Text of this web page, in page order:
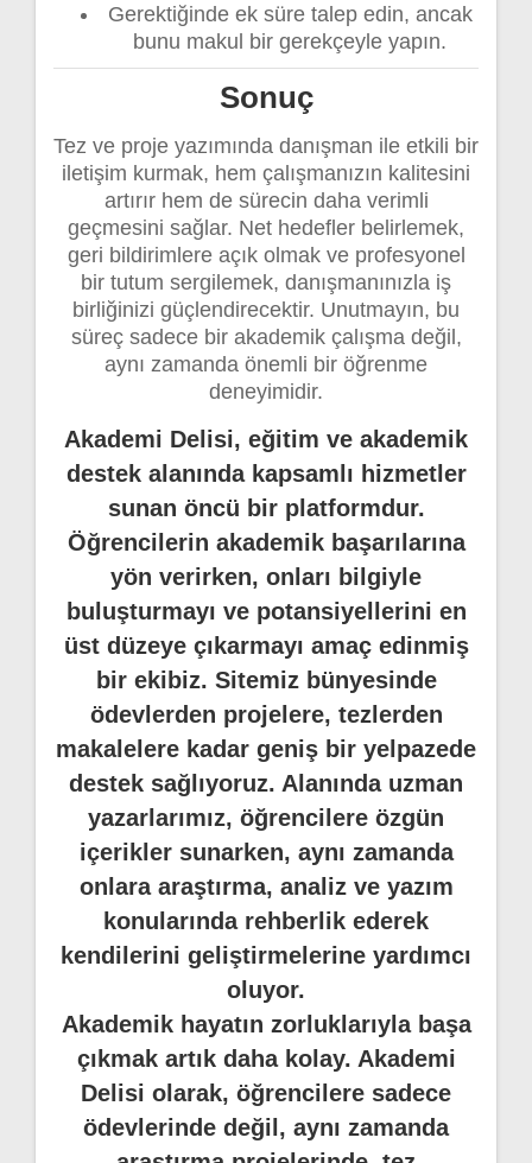
Gerektiğinde ek süre talep edin, ancak
bunu makul bir gerekçeyle yapın.
Sonuç
Tez ve proje yazımında danışman ile etkili bir
iletişim kurmak, hem çalışmanızın kalitesini
artırır hem de sürecin daha verimli
geçmesini sağlar. Net hedefler belirlemek,
geri bildirimlere açık olmak ve profesyonel
bir tutum sergilemek, danışmanınızla iş
birliğinizi güçlendirecektir. Unutmayın, bu
süreç sadece bir akademik çalışma değil,
aynı zamanda önemli bir öğrenme
deneyimidir.
Akademi Delisi, eğitim ve akademik
destek alanında kapsamlı hizmetler
sunan öncü bir platformdur.
Öğrencilerin akademik başarılarına
yön verirken, onları bilgiyle
buluşturmayı ve potansiyellerini en
üst düzeye çıkarmayı amaç edinmiş
bir ekibiz. Sitemiz bünyesinde
ödevlerden projelere, tezlerden
makalelere kadar geniş bir yelpazede
destek sağlıyoruz. Alanında uzman
yazarlarımız, öğrencilere özgün
içerikler sunarken, aynı zamanda
onlara araştırma, analiz ve yazım
konularında rehberlik ederek
kendilerini geliştirmelerine yardımcı
oluyor.
Akademik hayatın zorluklarıyla başa
çıkmak artık daha kolay. Akademi
Delisi olarak, öğrencilere sadece
ödevlerinde değil, aynı zamanda